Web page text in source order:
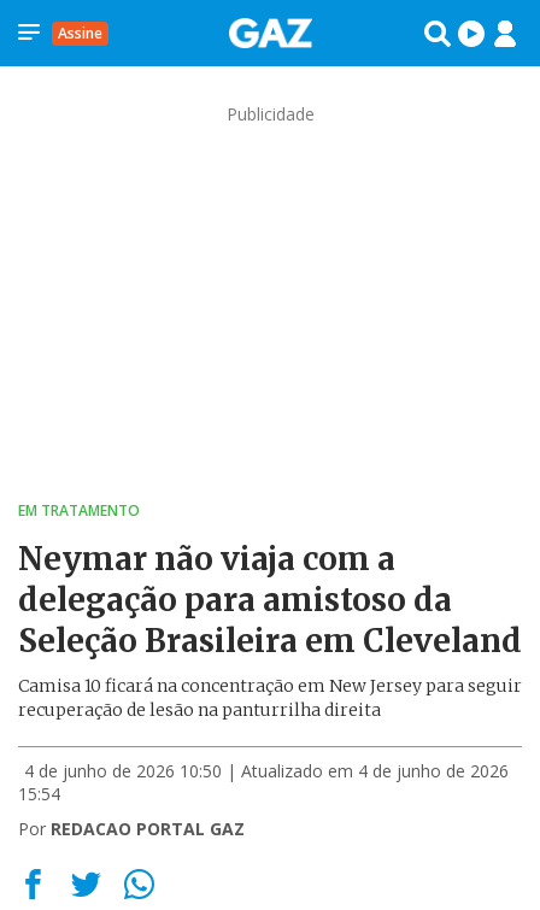
Assine
Publicidade
EM TRATAMENTO
Neymar não viaja com a
delegação para amistoso da
Seleção Brasileira em Cleveland
Camisa 10 ficará na concentração em New Jersey para seguir
recuperação de lesão na panturrilha direita
4 de junho de 2026 10:50 | Atualizado em 4 de junho de 2026
15:54
Por REDACAO PORTAL GAZ